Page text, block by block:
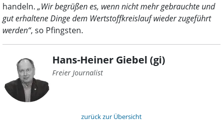
handeln. „Wir begrüßen es, wenn nicht mehr gebrauchte und
gut erhaltene Dinge dem Wertstoffkreislauf wieder zugeführt
werden“, so Pfingsten.
Hans-Heiner Giebel (gi)
Freier Journalist
zurück zur Übersicht